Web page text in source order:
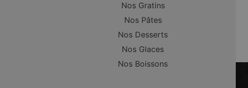
Nos Gratins
Nos Pâtes
Nos Desserts
Nos Glaces
Nos Boissons